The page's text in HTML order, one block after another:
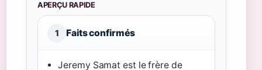
APERÇU RAPIDE
1 Faits confirmés
Jeremy Samat est le frère de